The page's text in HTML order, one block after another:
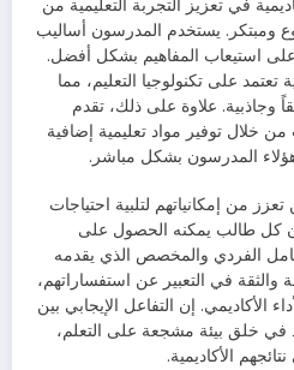
في تعزيز التجربة التعليمية من
ومبتكر. يستخدم المدرسون أساليب
استيعاب المفاهيم بشكل أفضل.
على تكنولوجيا التعليم، مما
وجاذبية. علاوة على ذلك، تقدم
من خلال توفير مواد تعليمية إضافية
المدرسون بشكل مباشر.
من إمكانياتهم لتلبية احتياجات
كل طالب يمكنه الحصول على
الفردي والمخصص الذي يقدمه
والثقة في التعبير عن استفساراتهم،
الأكاديمي. إن التفاعل الإيجابي بين
في خلق بيئة مشجعة على التعلم،
الأكاديمية.